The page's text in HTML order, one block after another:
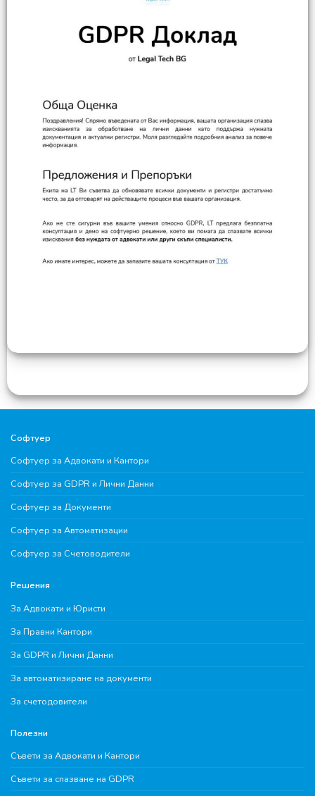
Софтуер
Софтуер за Адвокати и Кантори
Софтуер за GDPR и Лични Данни
Софтуер за Документи
Софтуер за Автоматизации
Софтуер за Счетоводители
Решения
За Адвокати и Юристи
За Правни Кантори
За GDPR и Лични Данни
За автоматизиране на документи
За счетодовители
Полезни
Съвети за Адвокати и Кантори
Съвети за спазване на GDPR